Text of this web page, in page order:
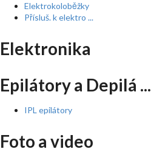
Elektrokoloběžky
Přísluš. k elektro ...
Elektronika
Epilátory a Depilá ...
IPL epilátory
Foto a video